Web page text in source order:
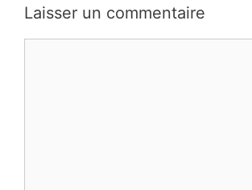
Laisser un commentaire